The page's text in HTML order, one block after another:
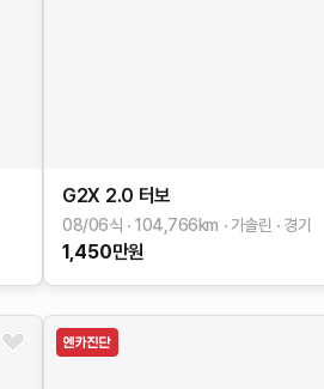
G2X 2.0 터보
08/06식 104,766km 가솔린 경기
1,450만원